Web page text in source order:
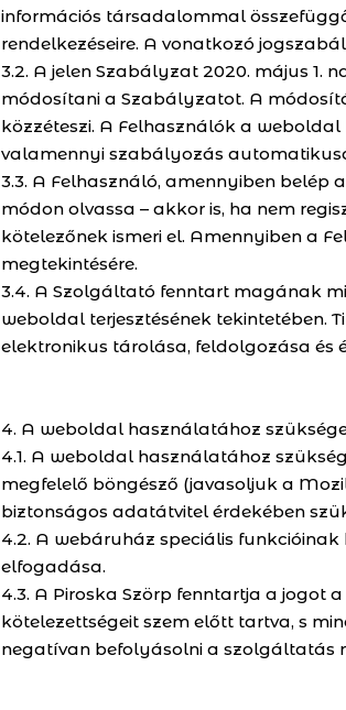
információs társadalommal
rendelkezéseire. A vonatkozó
3.2. A jelen Szabályzat 2020. május
módosítani a Szabályzatot. A
közzéteszi. A Felhasználók a
valamennyi szabályozás
3.3. A Felhasználó, amennyiben
módon olvassa – akkor is, ha nem
kötelezőnek ismeri el. Amennyiben a
megtekintésére.
3.4. A Szolgáltató fenntart magának
weboldal terjesztésének tekintetében.
elektronikus tárolása, feldolgozása és
4. A weboldal használatához
4.1. A weboldal használatához
megfelelő böngésző (javasoljuk a
biztonságos adatátvitel érdekében
4.2. A webáruház speciális
elfogadása.
4.3. A Piroska Szörp fenntartja a
kötelezettségeit szem előtt tartva, s
negatívan befolyásolni a szolgáltatás